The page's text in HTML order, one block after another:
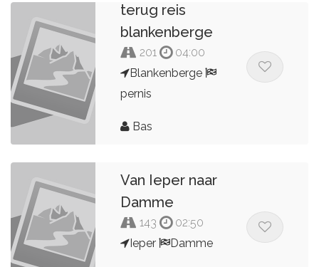
terug reis
blankenberge
201
04:00
Blankenberge
pernis
Bas
Van Ieper naar
Damme
143
02:50
Ieper
Damme